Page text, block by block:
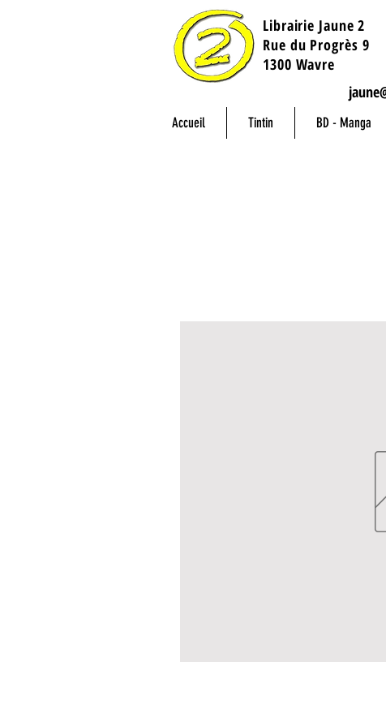
Librairie Jaune 2
​Rue du Progrès 9
1300 Wavre
Accueil Tintin BD - Manga